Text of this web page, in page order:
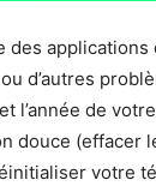
des applications
d’autres
l’année de
douce (effacer
votre